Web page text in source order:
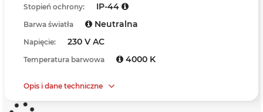
Stopień ochrony: IP-44
Barwa światła Neutralna
Napięcie: 230 V AC
Temperatura barwowa 4000 K
Opis i dane techniczne